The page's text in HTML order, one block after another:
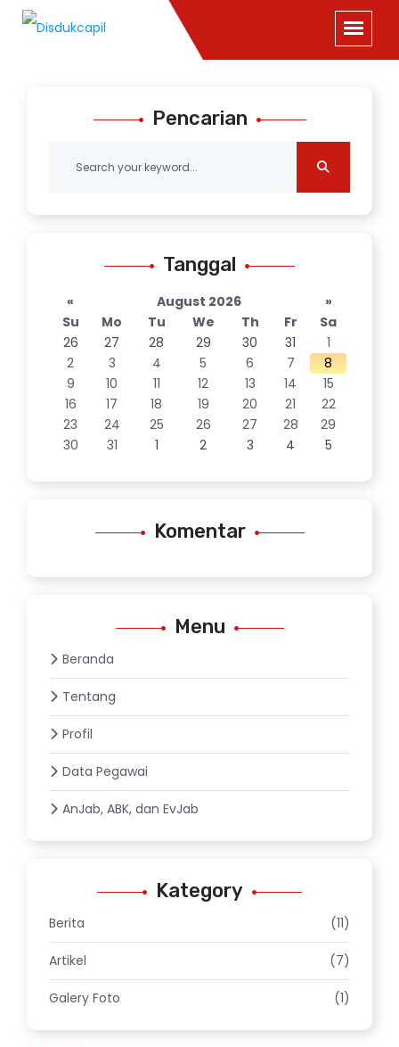
Pencarian
Tanggal
« August 2026
»
Su
Mo Tu We Th Fr
Sa
26
27 28 29 30 31
1
2
3 4 5 6 7
8
9
10 11 12 13 14
15
16
17 18 19 20 21
22
23
24 25 26 27 28
29
30
31 1 2 3 4 5
Komentar
Menu
Beranda
Tentang
Profil
Data Pegawai
AnJab, ABK, dan EvJab
Kategory
Berita (11)
Artikel (7)
Galery Foto (1)